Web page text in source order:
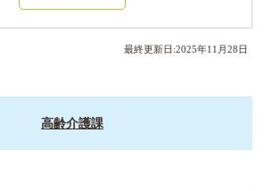
最終更新日:2025年11 月 28 日
高齢介護課